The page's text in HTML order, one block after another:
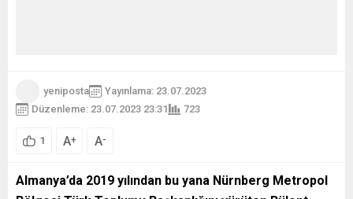
yeniposta
Yayınlama: 23.07.2023
Düzenleme: 23.07.2023 23:31
723
1 A+ A-
Almanya’da 2019 yılından bu yana Nürnberg Metropol